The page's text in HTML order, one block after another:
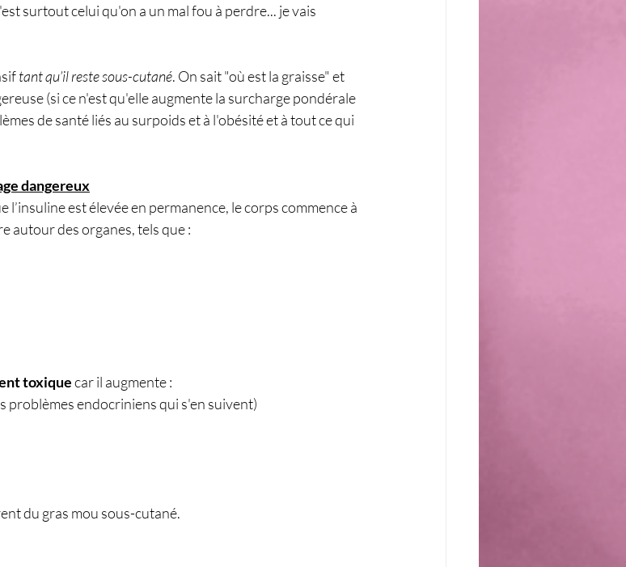
surtout celui qu'on a un mal fou à perdre... je vais
tant qu’il reste sous-cutané. On sait "où est la graisse" et
(si ce n'est qu'elle augmente la surcharge pondérale
de santé liés au surpoids et à l'obésité et à tout ce qui
dangereux
est élevée en permanence, le corps commence à
autour des organes, tels que :
toxique car il augmente :
problèmes endocriniens qui s'en suivent)
du gras mou sous-cutané.